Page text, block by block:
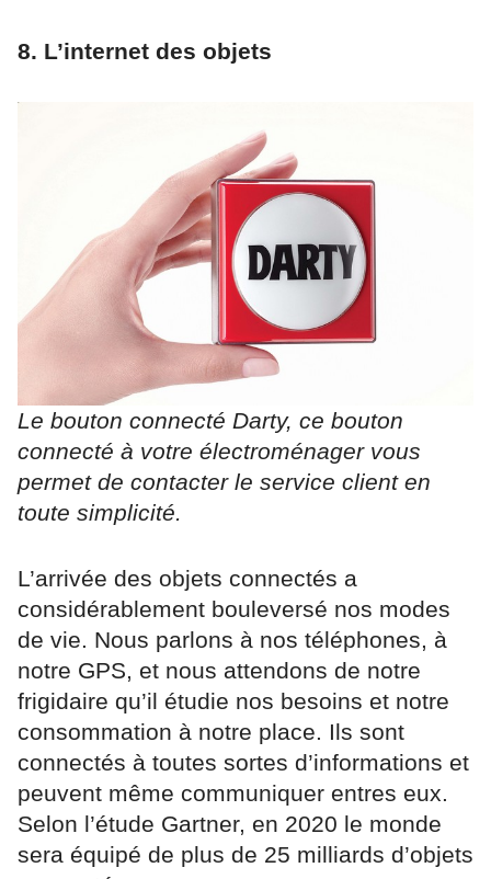
8. L’internet des objets
Le bouton connecté Darty, ce bouton
connecté à votre électroménager vous
permet de contacter le service client en
toute simplicité.
L’arrivée des objets connectés a
considérablement bouleversé nos modes
de vie. Nous parlons à nos téléphones, à
notre GPS, et nous attendons de notre
frigidaire qu’il étudie nos besoins et notre
consommation à notre place. Ils sont
connectés à toutes sortes d’informations et
peuvent même communiquer entres eux.
Selon l’étude Gartner, en 2020 le monde
sera équipé de plus de 25 milliards d’objets